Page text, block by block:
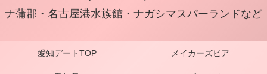
ナ蒲郡・名古屋港水族館・ナガシマスパーランドなど
愛知デートTOP メイカーズピア